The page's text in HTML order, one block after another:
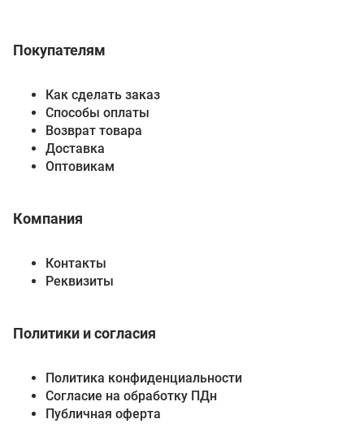
Покупателям
Как сделать заказ
Способы оплаты
Возврат товара
Доставка
Оптовикам
Компания
Контакты
Реквизиты
Политики и согласия
Политика конфиденциальности
Согласие на обработку ПДн
Публичная оферта